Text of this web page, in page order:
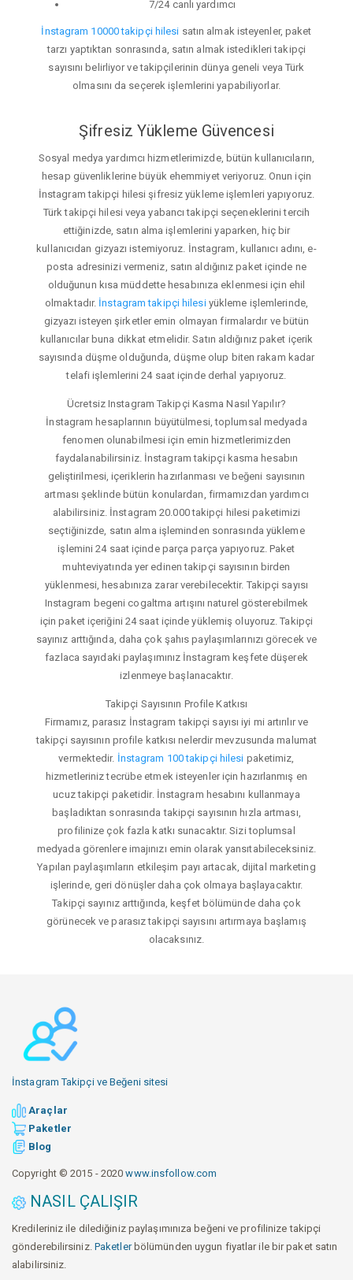
7/24 canlı yardımcı
İnstagram 10000 takipçi hilesi satın almak isteyenler, paket
tarzı yaptıktan sonrasında, satın almak istedikleri takipçi
sayısını belirliyor ve takipçilerinin dünya geneli veya Türk
olmasını da seçerek işlemlerini yapabiliyorlar.
Şifresiz Yükleme Güvencesi
Sosyal medya yardımcı hizmetlerimizde, bütün kullanıcıların,
hesap güvenliklerine büyük ehemmiyet veriyoruz. Onun için
İnstagram takipçi hilesi şifresiz yükleme işlemleri yapıyoruz.
Türk takipçi hilesi veya yabancı takipçi seçeneklerini tercih
ettiğinizde, satın alma işlemlerini yaparken, hiç bir
kullanıcıdan gizyazı istemiyoruz. İnstagram, kullanıcı adını, e-
posta adresinizi vermeniz, satın aldığınız paket içinde ne
olduğunun kısa müddette hesabınıza eklenmesi için ehil
olmaktadır. İnstagram takipçi hilesiyükleme işlemlerinde,
gizyazı isteyen şirketler emin olmayan firmalardır ve bütün
kullanıcılar buna dikkat etmelidir. Satın aldığınız paket içerik
sayısında düşme olduğunda, düşme olup biten rakam kadar
telafi işlemlerini 24 saat içinde derhal yapıyoruz.
Ücretsiz Instagram Takipçi Kasma Nasıl Yapılır?
İnstagram hesaplarının büyütülmesi, toplumsal medyada
fenomen olunabilmesi için emin hizmetlerimizden
faydalanabilirsiniz. İnstagram takipçi kasma hesabın
geliştirilmesi, içeriklerin hazırlanması ve beğeni sayısının
artması şeklinde bütün konulardan, firmamızdan yardımcı
alabilirsiniz. İnstagram 20.000 takipçi hilesi paketimizi
seçtiğinizde, satın alma işleminden sonrasında yükleme
işlemini 24 saat içinde parça parça yapıyoruz. Paket
muhteviyatında yer edinen takipçi sayısının birden
yüklenmesi, hesabınıza zarar verebilecektir. Takipçi sayısı
Instagram begeni cogaltma artışını naturel gösterebilmek
için paket içeriğini 24 saat içinde yüklemiş oluyoruz. Takipçi
sayınız arttığında, daha çok şahıs paylaşımlarınızı görecek ve
fazlaca sayıdaki paylaşımınız İnstagram keşfete düşerek
izlenmeye başlanacaktır.
Takipçi Sayısının Profile Katkısı
Firmamız, parasız İnstagram takipçi sayısı iyi mi artırılır ve
takipçi sayısının profile katkısı nelerdir mevzusunda malumat
vermektedir. İnstagram 100 takipçi hilesi paketimiz,
hizmetleriniz tecrübe etmek isteyenler için hazırlanmış en
ucuz takipçi paketidir. İnstagram hesabını kullanmaya
başladıktan sonrasında takipçi sayısının hızla artması,
profilinize çok fazla katkı sunacaktır. Sizi toplumsal
medyada görenlere imajınızı emin olarak yansıtabileceksiniz.
Yapılan paylaşımların etkileşim payı artacak, dijital marketing
işlerinde, geri dönüşler daha çok olmaya başlayacaktır.
Takipçi sayınız arttığında, keşfet bölümünde daha çok
görünecek ve parasız takipçi sayısını artırmaya başlamış
olacaksınız.
İnstagram Takipçi ve Beğeni sitesi
Araçlar
Paketler
Blog
Copyright © 2015 - 2020www.insfollow.com
NASIL ÇALIŞIR
Kredileriniz ile dilediğiniz paylaşımınıza beğeni ve profilinize takipçi
gönderebilirsiniz. Paketlerbölümünden uygun fiyatlar ile bir paket satın
alabilirsiniz.